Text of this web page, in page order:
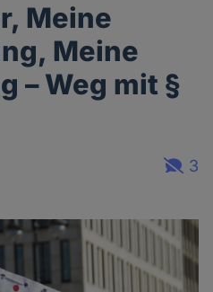
Meine
Meine
– Weg mit §
3